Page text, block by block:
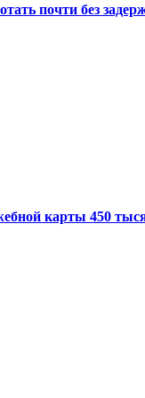
почти без
карты 450